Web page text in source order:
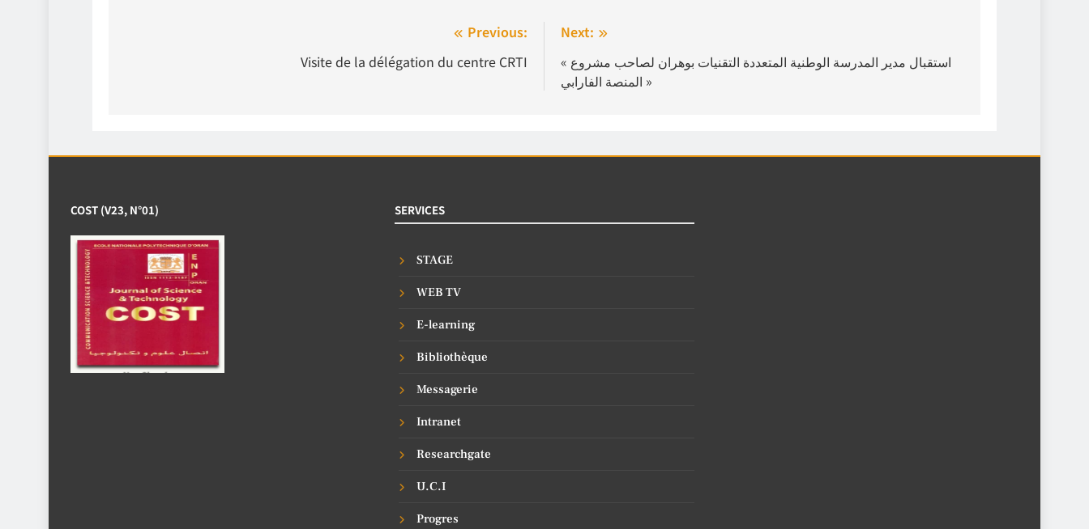
Previous:
Visite de la délégation du centre CRTI
Next:
« استقبال مدير المدرسة الوطنية المتعددة التقنيات بوهران لصاحب مشروع
« المنصة الفارابي
COST (V23, N°01) SERVICES
STAGE
WEB TV
E-learning
Bibliothèque
Messagerie
Intranet
Researchgate
U.C.I
Progres